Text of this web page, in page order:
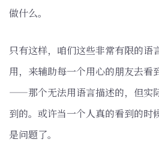
做什么。
只有这样，咱们这些非常有限的语
用，来辅助每一个用心的朋友去看
——那个无法用语言描述的，但实
到的。或许当一个人真的看到的时
是问题了。